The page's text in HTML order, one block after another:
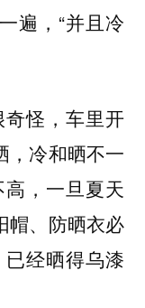
遍，“并且冷
怪，车里开
，冷和晒不一
，一旦夏天
帽、防晒衣必
经晒得乌漆